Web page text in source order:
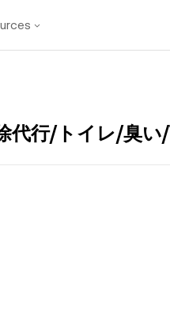
代行/トイレ/臭い